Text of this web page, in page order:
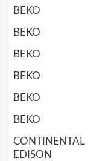
BEKO
BEKO
BEKO
BEKO
BEKO
BEKO
CONTINENTAL
EDISON